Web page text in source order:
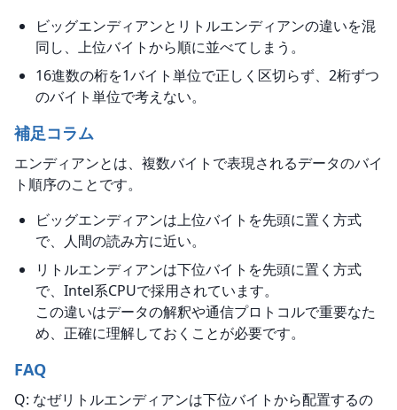
ビッグエンディアンとリトルエンディアンの違いを混
同し、上位バイトから順に並べてしまう。
16進数の桁を1バイト単位で正しく区切らず、2桁ずつ
のバイト単位で考えない。
補足コラム
エンディアンとは、複数バイトで表現されるデータのバイ
ト順序のことです。
ビッグエンディアンは上位バイトを先頭に置く方式
で、人間の読み方に近い。
リトルエンディアンは下位バイトを先頭に置く方式
で、Intel系CPUで採用されています。
この違いはデータの解釈や通信プロトコルで重要なた
め、正確に理解しておくことが必要です。
FAQ
Q: なぜリトルエンディアンは下位バイトから配置するの